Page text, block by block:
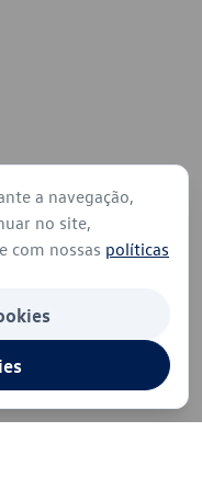
a navegação,
no site,
com nossas políticas